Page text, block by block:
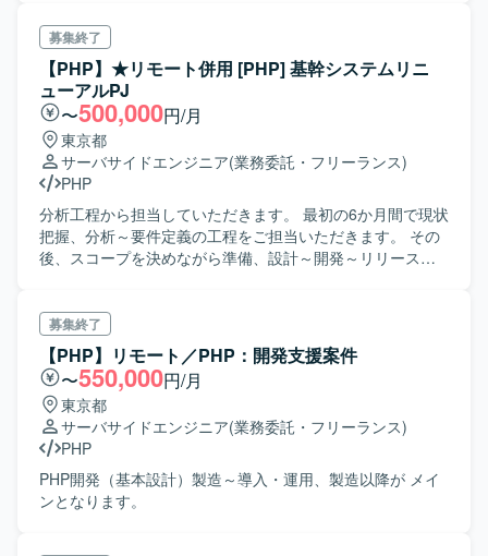
募集終了
【PHP】★リモート併用 [PHP] 基幹システムリニ
ューアルPJ
〜500,000円/月
東京都
サーバサイドエンジニア(業務委託・フリーランス)
PHP
分析工程から担当していただきます。 最初の6か月間で現状
把握、分析～要件定義の工程をご担当いただきます。 その
後、スコープを決めながら準備、設計～開発～リリースを
募集終了
【PHP】リモート／PHP：開発支援案件
〜550,000円/月
東京都
サーバサイドエンジニア(業務委託・フリーランス)
PHP
PHP開発（基本設計）製造～導入・運用、製造以降が メイ
ンとなります。